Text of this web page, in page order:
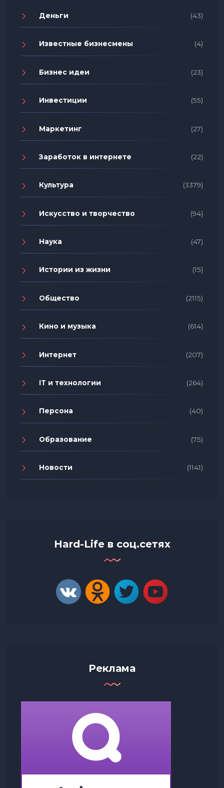
Деньги (43)
Известные бизнесмены (4)
Бизнес идеи (23)
Инвестиции (55)
Маркетинг (27)
Заработок в интернете (22)
Культура (3379)
Искусство и творчество (94)
Наука (47)
Истории из жизни (15)
Общество (2115)
Кино и музыка (614)
Интернет (207)
IT и технологии (264)
Персона (40)
Образование (75)
Новости (1141)
Hard-Life в соц.сетях
Реклама